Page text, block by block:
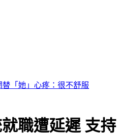
頭獎、二獎雙槓龜
職遭延遲 支持